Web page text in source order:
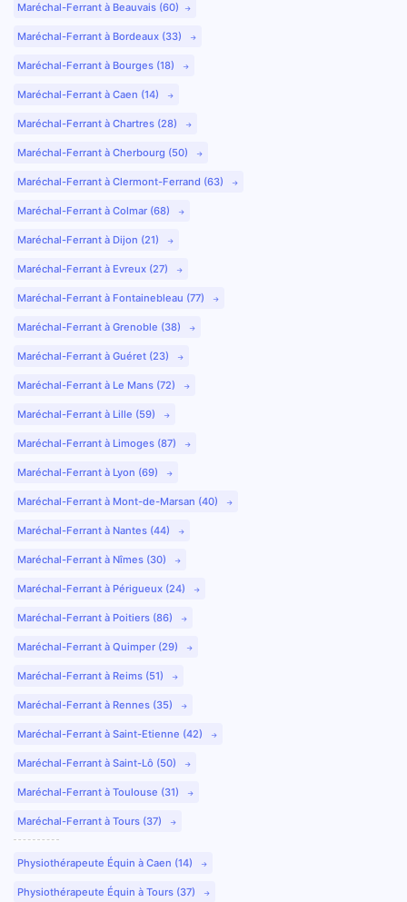
Maréchal-Ferrant à Beauvais (60)
Maréchal-Ferrant à Bordeaux (33)
Maréchal-Ferrant à Bourges (18)
Maréchal-Ferrant à Caen (14)
Maréchal-Ferrant à Chartres (28)
Maréchal-Ferrant à Cherbourg (50)
Maréchal-Ferrant à Clermont-Ferrand (63)
Maréchal-Ferrant à Colmar (68)
Maréchal-Ferrant à Dijon (21)
Maréchal-Ferrant à Evreux (27)
Maréchal-Ferrant à Fontainebleau (77)
Maréchal-Ferrant à Grenoble (38)
Maréchal-Ferrant à Guéret (23)
Maréchal-Ferrant à Le Mans (72)
Maréchal-Ferrant à Lille (59)
Maréchal-Ferrant à Limoges (87)
Maréchal-Ferrant à Lyon (69)
Maréchal-Ferrant à Mont-de-Marsan (40)
Maréchal-Ferrant à Nantes (44)
Maréchal-Ferrant à Nîmes (30)
Maréchal-Ferrant à Périgueux (24)
Maréchal-Ferrant à Poitiers (86)
Maréchal-Ferrant à Quimper (29)
Maréchal-Ferrant à Reims (51)
Maréchal-Ferrant à Rennes (35)
Maréchal-Ferrant à Saint-Etienne (42)
Maréchal-Ferrant à Saint-Lô (50)
Maréchal-Ferrant à Toulouse (31)
Maréchal-Ferrant à Tours (37)
Physiothérapeute Équin à Caen (14)
Physiothérapeute Équin à Tours (37)